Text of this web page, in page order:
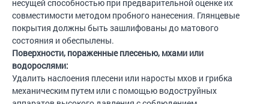
несущей способностью при предварительной оценке их
совместимости методом пробного нанесения. Глянцевые
покрытия должны быть зашлифованы до матового
состояния и обеспылены.
Поверхности, пораженные плесенью, мхами или
водорослями:
Удалить наслоения плесени или наросты мхов и грибка
механическим путем или с помощью водоструйных